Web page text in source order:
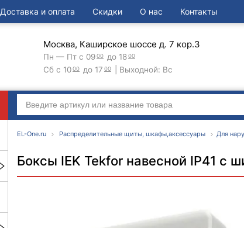
Доставка и оплата Скидки О нас Контакты
Москва, Каширское шоссе д. 7 кор.3
Пн — Пт с 0900 до 1800
Сб с 1000 до 17 00 | Выходной: Вс
EL-One.ru Распределительные щиты, шкафы,аксессуары Для
Боксы IEK Tekfor навесной IP41 с